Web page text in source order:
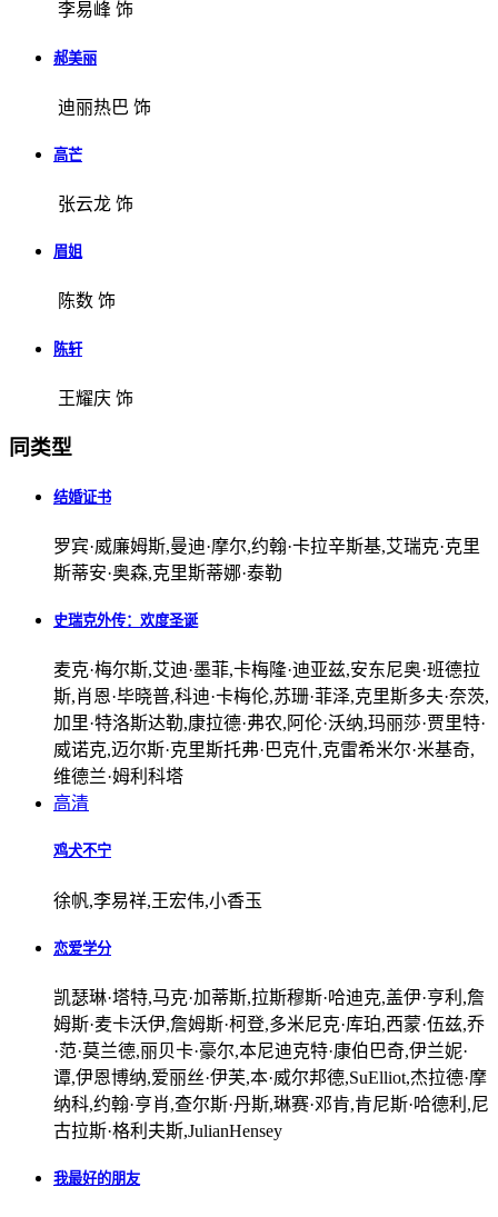
李易峰 饰
郝美丽
迪丽热巴 饰
高芒
张云龙 饰
眉姐
陈数 饰
陈轩
王耀庆 饰
同类型
结婚证书
罗宾·威廉姆斯,曼迪·摩尔,约翰·卡拉辛斯基,艾瑞克·克里
斯蒂安·奥森,克里斯蒂娜·泰勒
史瑞克外传：欢度圣诞
麦克·梅尔斯,艾迪·墨菲,卡梅隆·迪亚兹,安东尼奥·班德拉
斯,肖恩·毕晓普,科迪·卡梅伦,苏珊·菲泽,克里斯多夫·奈茨,
加里·特洛斯达勒,康拉德·弗农,阿伦·沃纳,玛丽莎·贾里特·
威诺克,迈尔斯·克里斯托弗·巴克什,克雷希米尔·米基奇,
维德兰·姆利科塔
高清
鸡犬不宁
徐帆,李易祥,王宏伟,小香玉
恋爱学分
凯瑟琳·塔特,马克·加蒂斯,拉斯穆斯·哈迪克,盖伊·亨利,詹
姆斯·麦卡沃伊,詹姆斯·柯登,多米尼克·库珀,西蒙·伍兹,乔
·范·莫兰德,丽贝卡·豪尔,本尼迪克特·康伯巴奇,伊兰妮·
谭,伊恩博纳,爱丽丝·伊芙,本·威尔邦德,SuElliot,杰拉德·摩
纳科,约翰·亨肖,查尔斯·丹斯,琳赛·邓肯,肯尼斯·哈德利,尼
古拉斯·格利夫斯,JulianHensey
我最好的朋友